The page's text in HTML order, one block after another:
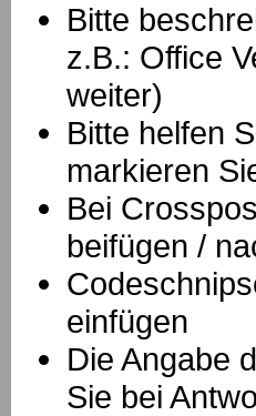
Bitte
z.B.: Office
weiter)
Bitte helfen
markieren
Bei
beifügen /
einfügen
Die Angabe
Sie bei